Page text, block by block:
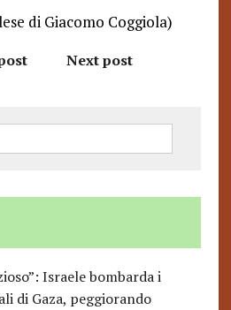
di Giacomo Coggiola)
Next post
Israele bombarda i
di Gaza, peggiorando